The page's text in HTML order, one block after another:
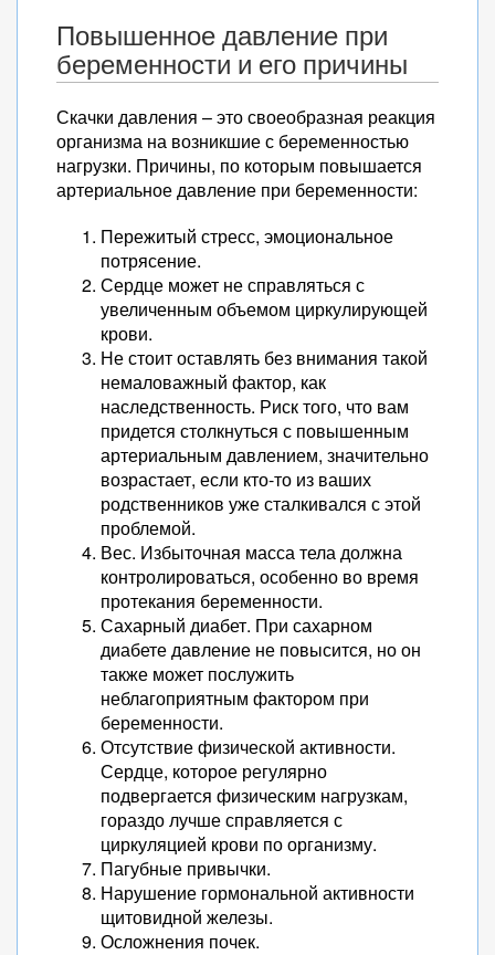
Повышенное давление при
беременности и его причины
Скачки давления – это своеобразная реакция
организма на возникшие с беременностью
нагрузки. Причины, по которым повышается
артериальное давление при беременности:
Пережитый стресс, эмоциональное
потрясение.
Сердце может не справляться с
увеличенным объемом циркулирующей
крови.
Не стоит оставлять без внимания такой
немаловажный фактор, как
наследственность. Риск того, что вам
придется столкнуться с повышенным
артериальным давлением, значительно
возрастает, если кто-то из ваших
родственников уже сталкивался с этой
проблемой.
Вес. Избыточная масса тела должна
контролироваться, особенно во время
протекания беременности.
Сахарный диабет. При сахарном
диабете давление не повысится, но он
также может послужить
неблагоприятным фактором при
беременности.
Отсутствие физической активности.
Сердце, которое регулярно
подвергается физическим нагрузкам,
гораздо лучше справляется с
циркуляцией крови по организму.
Пагубные привычки.
Нарушение гормональной активности
щитовидной железы.
Осложнения почек.